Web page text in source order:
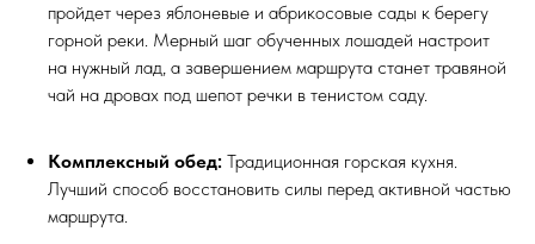
пройдет через яблоневые и абрикосовые сады к берегу
горной реки. Мерный шаг обученных лошадей настроит
на нужный лад, а завершением маршрута станет травяной
чай на дровах под шепот речки в тенистом саду.
Комплексный обед: Традиционная горская кухня.
Лучший способ восстановить силы перед активной частью
маршрута.